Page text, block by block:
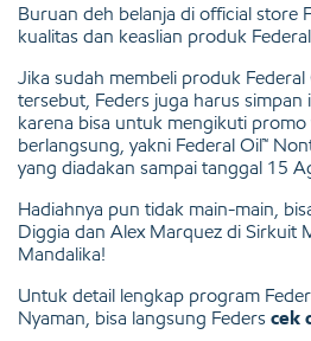
Buruan deh belanja di official store
kualitas dan keaslian produk Federal
Jika sudah membeli produk Federal
tersebut, Feders juga harus simpan
karena bisa untuk mengikuti promo
berlangsung, yakni Federal Oil™
yang diadakan sampai tanggal 15
Hadiahnya pun tidak main-main,
Diggia dan Alex Marquez di Sirkuit
Mandalika!
Untuk detail lengkap program
Nyaman, bisa langsung Feders cek